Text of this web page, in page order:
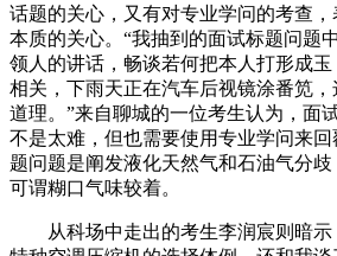
话题的关心，又有对专业学问的考查
本质的关心。“我抽到的面试标题问题
领人的讲话，畅谈若何把本人打形成
相关，下雨天正在汽车后视镜涂番笕
道理。”来自聊城的一位考生认为，面
不是太难，但也需要使用专业学问来
题问题是阐发液化天然气和石油气分
可谓糊口气味较着。
从科场中走出的考生李润宸则暗示